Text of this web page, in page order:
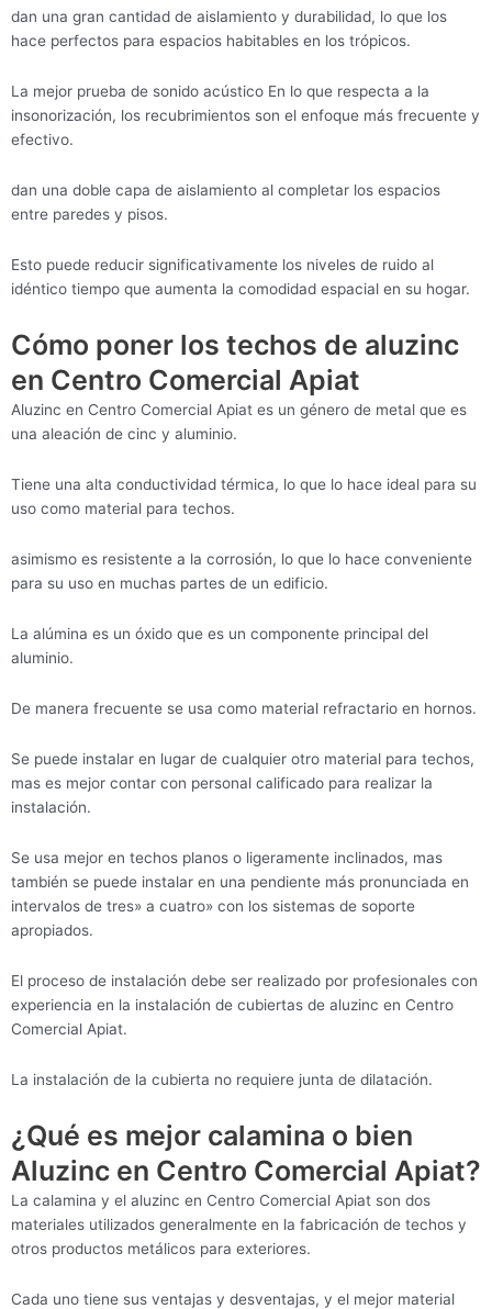
dan una gran cantidad de aislamiento y durabilidad, lo que los
hace perfectos para espacios habitables en los trópicos.
La mejor prueba de sonido acústico En lo que respecta a la
insonorización, los recubrimientos son el enfoque más frecuente y
efectivo.
dan una doble capa de aislamiento al completar los espacios
entre paredes y pisos.
Esto puede reducir significativamente los niveles de ruido al
idéntico tiempo que aumenta la comodidad espacial en su hogar.
Cómo poner los techos de aluzinc
en Centro Comercial Apiat
Aluzinc en Centro Comercial Apiat es un género de metal que es
una aleación de cinc y aluminio.
Tiene una alta conductividad térmica, lo que lo hace ideal para su
uso como material para techos.
asimismo es resistente a la corrosión, lo que lo hace conveniente
para su uso en muchas partes de un edificio.
La alúmina es un óxido que es un componente principal del
aluminio.
De manera frecuente se usa como material refractario en hornos.
Se puede instalar en lugar de cualquier otro material para techos,
mas es mejor contar con personal calificado para realizar la
instalación.
Se usa mejor en techos planos o ligeramente inclinados, mas
también se puede instalar en una pendiente más pronunciada en
intervalos de tres» a cuatro» con los sistemas de soporte
apropiados.
El proceso de instalación debe ser realizado por profesionales con
experiencia en la instalación de cubiertas de aluzinc en Centro
Comercial Apiat.
La instalación de la cubierta no requiere junta de dilatación.
¿Qué es mejor calamina o bien
Aluzinc en Centro Comercial Apiat?
La calamina y el aluzinc en Centro Comercial Apiat son dos
materiales utilizados generalmente en la fabricación de techos y
otros productos metálicos para exteriores.
Cada uno tiene sus ventajas y desventajas, y el mejor material